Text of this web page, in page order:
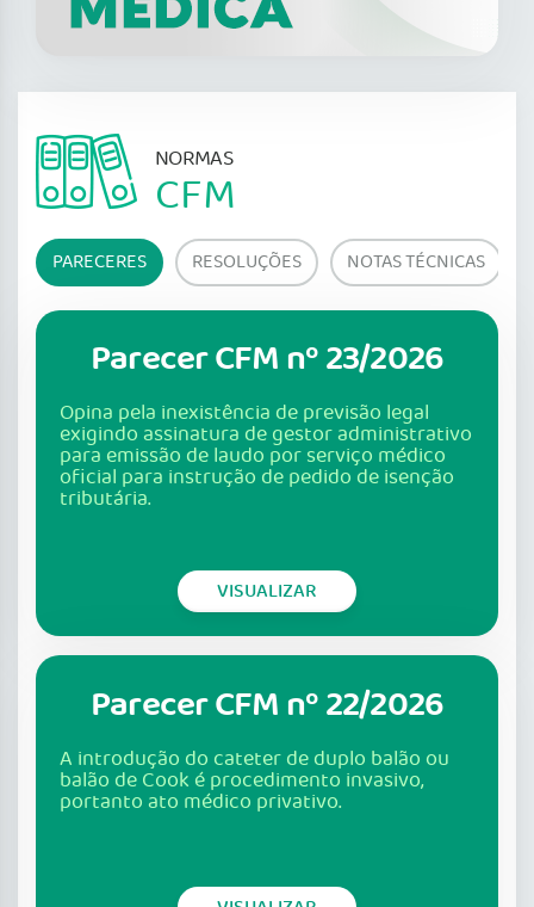
NORMAS
CFM
PARECERES RESOLUÇÕES NOTAS TÉCNICAS
Parecer CFM nº 23/2026
Opina pela inexistência de previsão legal
exigindo assinatura de gestor administrativo
para emissão de laudo por serviço médico
oficial para instrução de pedido de isenção
tributária.
VISUALIZAR
Parecer CFM nº 22/2026
A introdução do cateter de duplo balão ou
balão de Cook é procedimento invasivo,
portanto ato médico privativo.